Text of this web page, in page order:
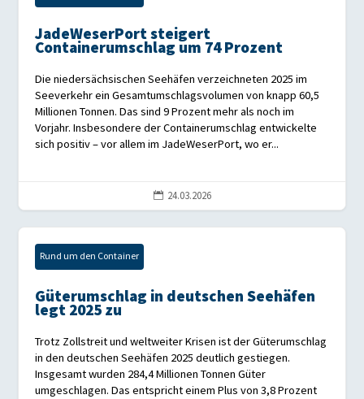
JadeWeserPort steigert
Containerumschlag um 74 Prozent
Die niedersächsischen Seehäfen verzeichneten 2025 im
Seeverkehr ein Gesamtumschlagsvolumen von knapp 60,5
Millionen Tonnen. Das sind 9 Prozent mehr als noch im
Vorjahr. Insbesondere der Containerumschlag entwickelte
sich positiv – vor allem im JadeWeserPort, wo er...
 24.03.2026
Rund um den Container
Güterumschlag in deutschen Seehäfen
legt 2025 zu
Trotz Zollstreit und weltweiter Krisen ist der Güterumschlag
in den deutschen Seehäfen 2025 deutlich gestiegen.
Insgesamt wurden 284,4 Millionen Tonnen Güter
umgeschlagen. Das entspricht einem Plus von 3,8 Prozent